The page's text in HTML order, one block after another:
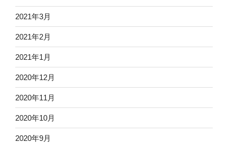
2021年3月
2021年2月
2021年1月
2020年12月
2020年11月
2020年10月
2020年9月